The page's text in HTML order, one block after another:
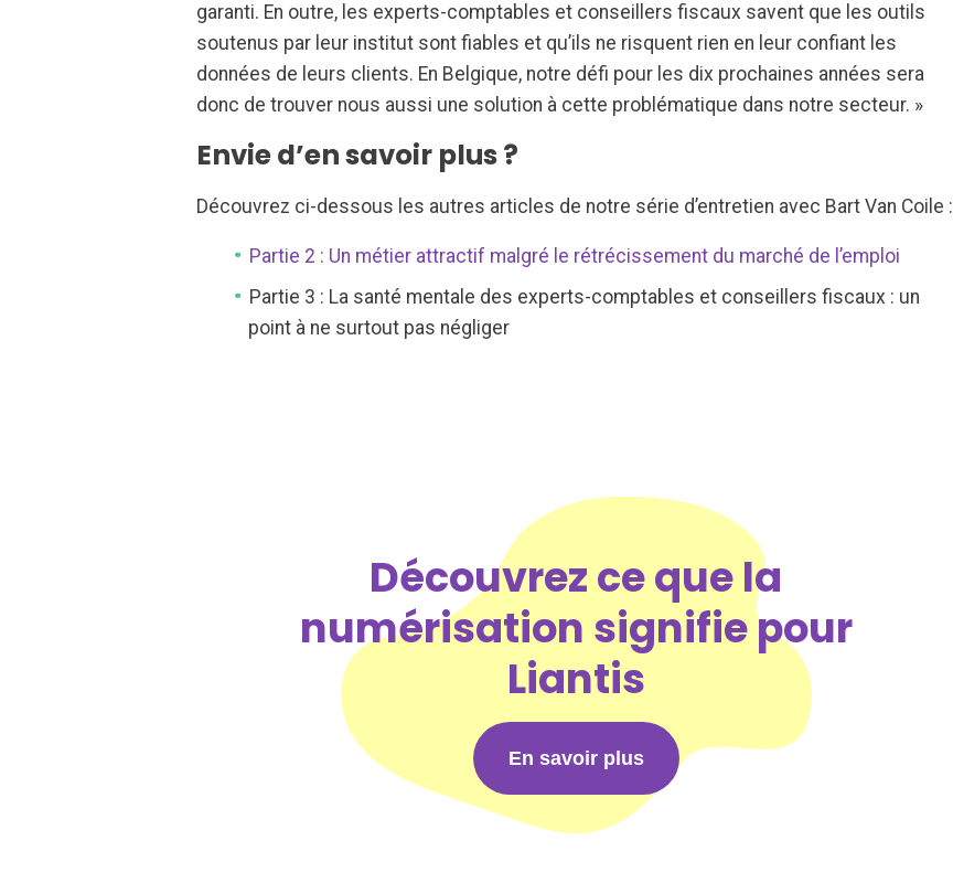
garanti. En outre, les experts-comptables et conseillers fiscaux savent que les outils
soutenus par leur institut sont fiables et qu’ils ne risquent rien en leur confiant les
données de leurs clients. En Belgique, notre défi pour les dix prochaines années sera
donc de trouver nous aussi une solution à cette problématique dans notre secteur. »
Envie d’en savoir plus ?
Découvrez ci-dessous les autres articles de notre série d’entretien avec Bart Van Coile :
Partie 2 : Un métier attractif malgré le rétrécissement du marché de l’emploi
Partie 3 : La santé mentale des experts-comptables et conseillers fiscaux : un
point à ne surtout pas négliger
Découvrez ce que la
numérisation signifie pour
Liantis
En savoir plus